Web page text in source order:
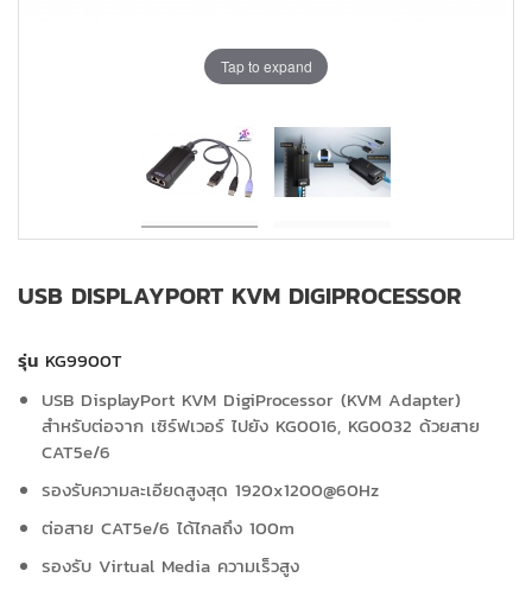
Tap to expand
USB DISPLAYPORT KVM DIGIPROCESSOR
รุ่น KG9900T
USB DisplayPort KVM DigiProcessor (KVM Adapter)
สำหรับต่อจาก เซิร์ฟเวอร์ ไปยัง KG0016, KG0032 ด้วยสาย
CAT5e/6
รองรับความละเอียดสูงสุด 1920x1200@60Hz
ต่อสาย CAT5e/6 ได้ไกลถึง 100m
รองรับ Virtual Media ความเร็วสูง